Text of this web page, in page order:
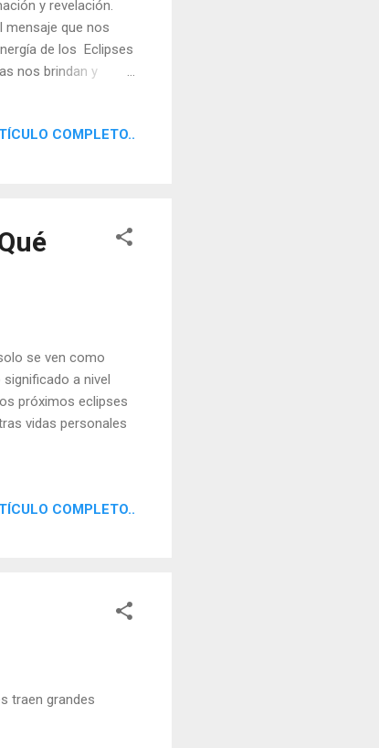
y revelación.
que nos
de los Eclipses
nos brindan y
COMPLETO..
se ven como
a nivel
próximos eclipses
vidas personales
COMPLETO..
traen grandes